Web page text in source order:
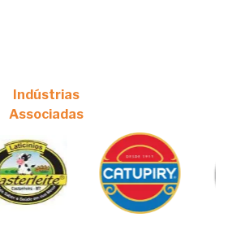
Indústrias
Associadas